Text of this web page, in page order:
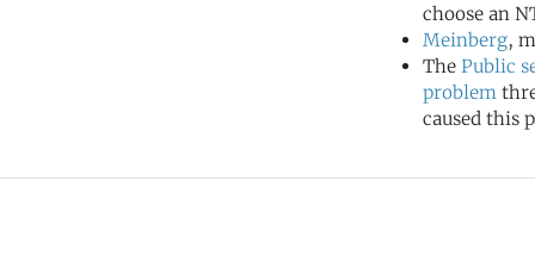
choose an
Meinberg,
The Public
problem
caused this